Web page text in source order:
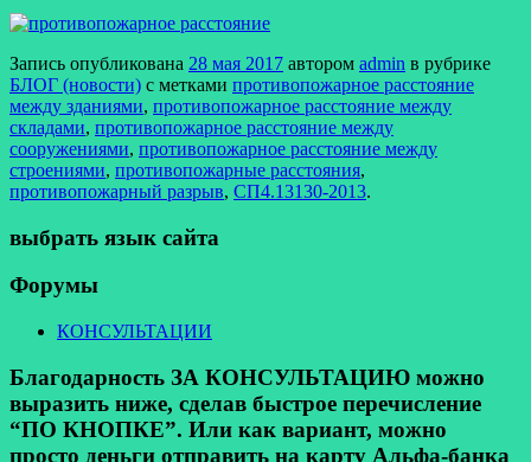
Запись опубликована 28 мая 2017 автором admin в рубрике
БЛОГ (новости) с метками противопожарное расстояние
между зданиями, противопожарное расстояние между
складами, противопожарное расстояние между
сооружениями, противопожарное расстояние между
строениями, противопожарные расстояния,
противопожарный разрыв, СП4.13130-2013.
выбрать язык сайта
Форумы
КОНСУЛЬТАЦИИ
Благодарность ЗА КОНСУЛЬТАЦИЮ можно
выразить ниже, сделав быстрое перечисление
“ПО КНОПКЕ”. Или как вариант, можно
просто деньги отправить на карту Альфа-банка